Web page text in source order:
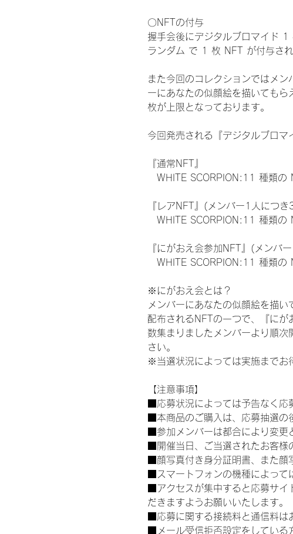
〇NFTの付与
握手会後にデジタルブロマイド 1
ランダム で 1 枚 NFT が付与され
また今回のコレクションではメ
ーにあなたの似顔絵を描いても
枚が上限となっております。
今回発売される『デジタルブロ
『通常NFT』
WHITE SCORPION:11 種類の
『レアNFT』(メンバー1人につ
WHITE SCORPION:11 種類の
『にがおえ会参加NFT』(メンバ
WHITE SCORPION:11 種類の
※にがおえ会とは？
メンバーにあなたの似顔絵を描
配布されるNFTの一つで、『にが
数集まりましたメンバーより順
さい。
※当選状況によっては実施までお
【注意事項】
■応募状況によっては予告なく応
■本商品のご購入は、応募抽選の
■参加メンバーは都合により変更
■開催当日、ご当選されたお客様
■顔写真付き身分証明書、また顔
■スマートフォンの機種によって
■アクセスが集中すると応募サイ
だきますようお願いいたします。
■応募に関する接続料と通信料は
■メール受信拒否設定をしている